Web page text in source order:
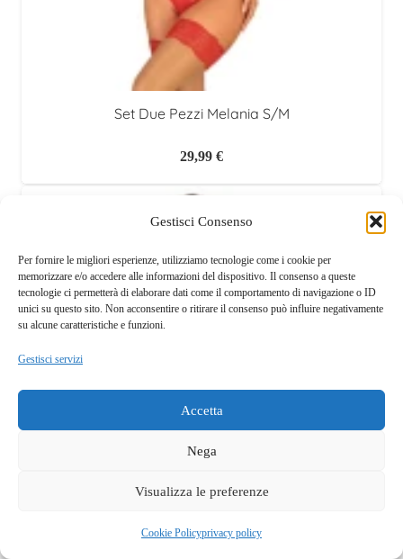
Gestisci Consenso
Per fornire le migliori esperienze, utilizziamo tecnologie come i cookie per
memorizzare e/o accedere alle informazioni del dispositivo. Il consenso a queste
tecnologie ci permetterà di elaborare dati come il comportamento di navigazione o ID
unici su questo sito. Non acconsentire o ritirare il consenso può influire negativamente
su alcune caratteristiche e funzioni.
Gestisci servizi
Accetta
Nega
Visualizza le preferenze
Cookie Policyprivacy policy
Set Due Pezzi Melania S/M
29,99 €
privacy policy